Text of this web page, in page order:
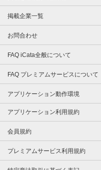
掲載企業一覧
お問合わせ
FAQ iCata全般について
FAQ プレミアムサービスについて
アプリケーション動作環境
アプリケーション利用規約
会員規約
プレミアムサービス利用規約